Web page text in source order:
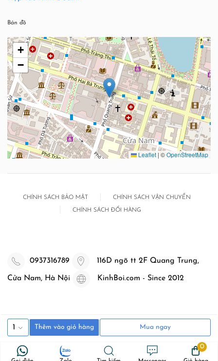
1 Thêm vào giỏ hàng Mua ngay
0
Bản đồ
+
−
Leaflet | ©OpenStreetMap
CHÍNH SÁCH BẢO MẬT CHÍNH SÁCH VẬN CHUYỂN
CHÍNH SÁCH ĐỔI HÀNG
0937316789 116D ngõ tt 2F Quang Trung,
Cửa Nam, Hà Nội KinhBoi.com - Since 2012